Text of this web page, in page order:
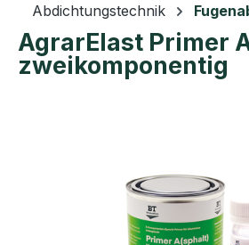
Abdichtungstechnik
AgrarElast Primer
zweikomponentig